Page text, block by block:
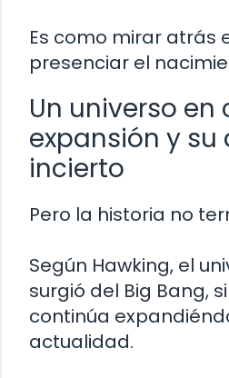
Es como mirar atrás
presenciar el
Un universo
expansión y su
incierto
Pero la historia no
Según Hawking, el
surgió del Big Bang,
continúa
actualidad.